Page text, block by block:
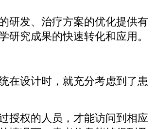
研发、治疗方案的优化提供有
究成果的快速转化和应用。
在设计时，就充分考虑到了患
授权的人员，才能访问到相应